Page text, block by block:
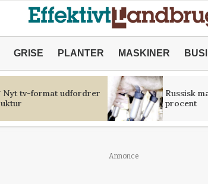
GRISE PLANTER MASKINER
Nyt tv-format udfordrer
Russisk
procent
Annonce